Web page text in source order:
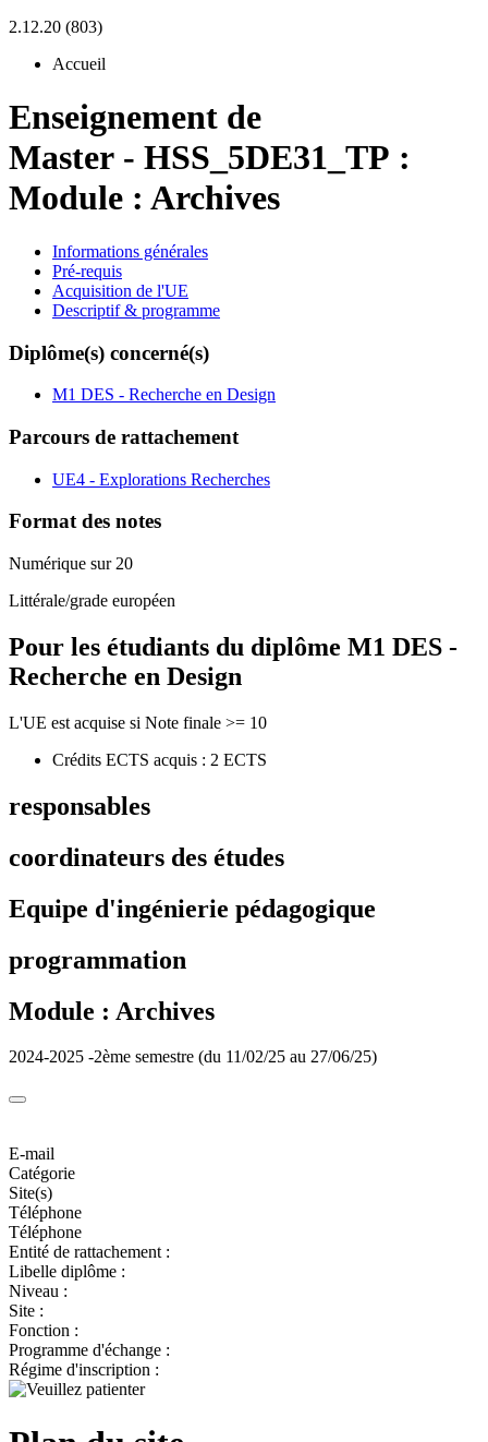
2.12.20 (803)
Accueil
Enseignement de
Master - HSS_5DE31_TP :
Module : Archives
Informations générales
Pré-requis
Acquisition de l'UE
Descriptif & programme
Diplôme(s) concerné(s)
M1 DES - Recherche en Design
Parcours de rattachement
UE4 - Explorations Recherches
Format des notes
Numérique sur 20
Littérale/grade européen
Pour les étudiants du diplôme M1 DES -
Recherche en Design
L'UE est acquise si Note finale >= 10
Crédits ECTS acquis : 2 ECTS
responsables
coordinateurs des études
Equipe d'ingénierie pédagogique
programmation
Module : Archives
2024-2025 -2ème semestre (du 11/02/25 au 27/06/25)
E-mail
Catégorie
Site(s)
Téléphone
Téléphone
Entité de rattachement :
Libelle diplôme :
Niveau :
Site :
Fonction :
Programme d'échange :
Régime d'inscription :